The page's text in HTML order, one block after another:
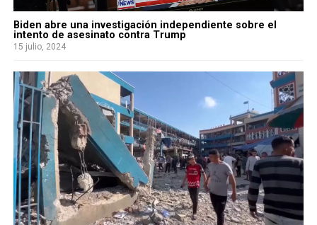
Biden abre una investigación independiente sobre el
intento de asesinato contra Trump
15 julio, 2024